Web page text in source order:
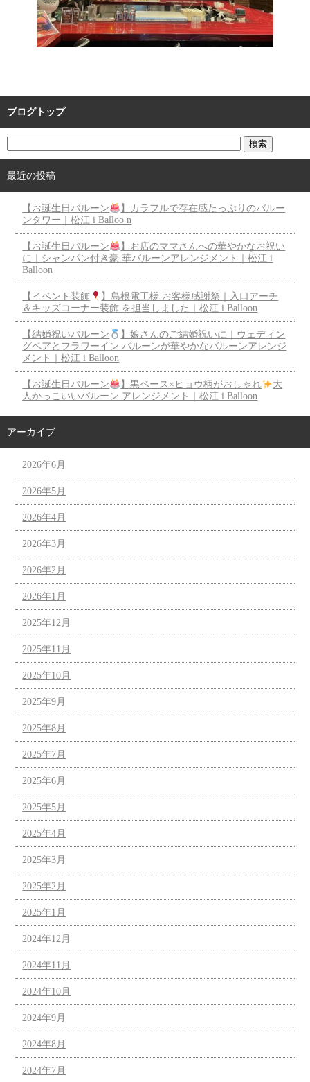
ブログトップ
最近の投稿
【お誕生日バルーン
】カラフルで存在感たっぷりのバルー
ンタワー｜松江 i Balloo n
【お誕生日バルーン
】お店のママさんへの華やかなお祝い
に｜シャンパン付き豪 華バルーンアレンジメント｜松江 i
Balloon
【イベント装飾
】島根電工様 お客様感謝祭｜入口アーチ
＆キッズコーナー装飾 を担当しました｜松江 i Balloon
【結婚祝いバルーン
】娘さんのご結婚祝いに｜ウェディン
グベアとフラワーイン バルーンが華やかなバルーンアレンジ
メント｜松江 i Balloon
【お誕生日バルーン 】黒ベース×ヒョウ柄がおしゃれ
大
人かっこいいバルーン アレンジメント｜松江 i Balloon
アーカイブ
2026年6月
2026年5月
2026年4月
2026年3月
2026年2月
2026年1月
2025年12月
2025年11月
2025年10月
2025年9月
2025年8月
2025年7月
2025年6月
2025年5月
2025年4月
2025年3月
2025年2月
2025年1月
2024年12月
2024年11月
2024年10月
2024年9月
2024年8月
2024年7月